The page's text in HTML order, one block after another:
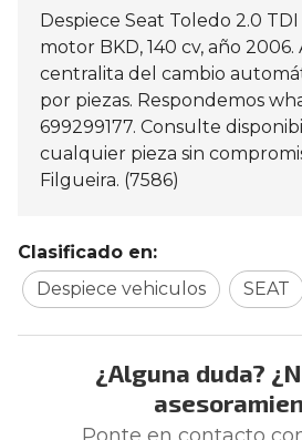
Despiece Seat Toledo 2.0 TDI
motor BKD, 140 cv, año 2006.
centralita del cambio
por piezas. Respondemos
699299177. Consulte
cualquier pieza sin
Filgueira. (7586)
Clasificado en:
Despiece vehiculos
SEAT
¿Alguna duda?